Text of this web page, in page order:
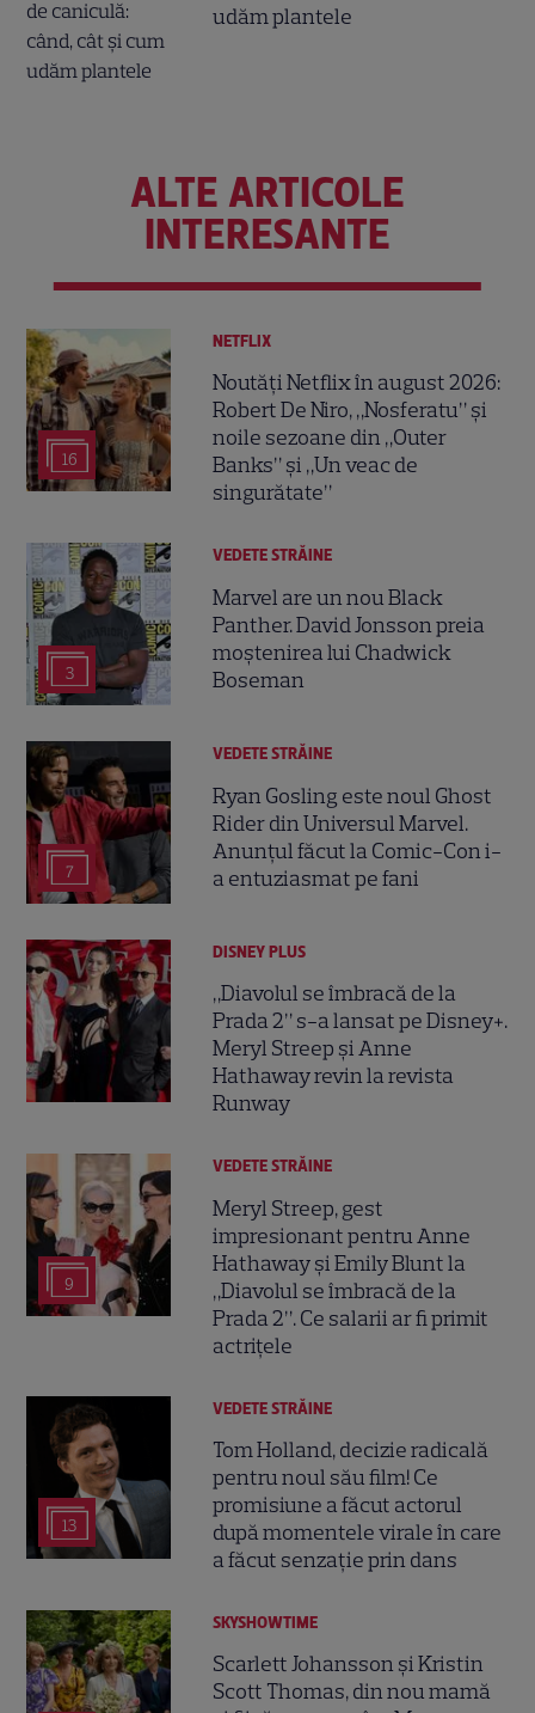
udăm plantele
ALTE ARTICOLE
INTERESANTE
16
NETFLIX
Noutăți Netflix în august 2026:
Robert De Niro, „Nosferatu” și
noile sezoane din „Outer
Banks” și „Un veac de
singurătate”
3
VEDETE STRĂINE
Marvel are un nou Black
Panther. David Jonsson preia
moștenirea lui Chadwick
Boseman
7
VEDETE STRĂINE
Ryan Gosling este noul Ghost
Rider din Universul Marvel.
Anunțul făcut la Comic-Con i-
a entuziasmat pe fani
DISNEY PLUS
„Diavolul se îmbracă de la
Prada 2” s-a lansat pe Disney+.
Meryl Streep și Anne
Hathaway revin la revista
Runway
9
VEDETE STRĂINE
Meryl Streep, gest
impresionant pentru Anne
Hathaway și Emily Blunt la
„Diavolul se îmbracă de la
Prada 2”. Ce salarii ar fi primit
actrițele
13
VEDETE STRĂINE
Tom Holland, decizie radicală
pentru noul său film! Ce
promisiune a făcut actorul
după momentele virale în care
a făcut senzație prin dans
SKYSHOWTIME
Scarlett Johansson și Kristin
Scott Thomas, din nou mamă